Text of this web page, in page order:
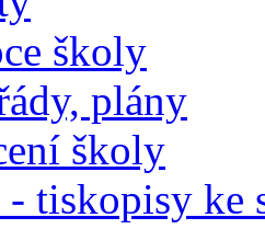
školy
plány
školy
tiskopisy ke